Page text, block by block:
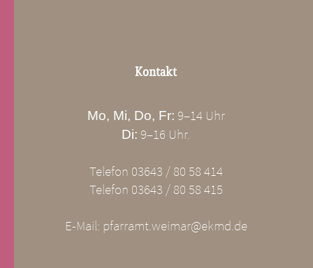
Kontakt
Mo, Mi, Do, Fr: 9–14 Uhr
Di: 9–16 Uhr.
Telefon 03643 / 80 58 414
Telefon 03643 / 80 58 415
E-Mail: pfarramt.weimar@ekmd.de